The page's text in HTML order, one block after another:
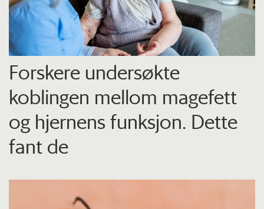
Forskere undersøkte
koblingen mellom magefett
og hjernens funksjon. Dette
fant de